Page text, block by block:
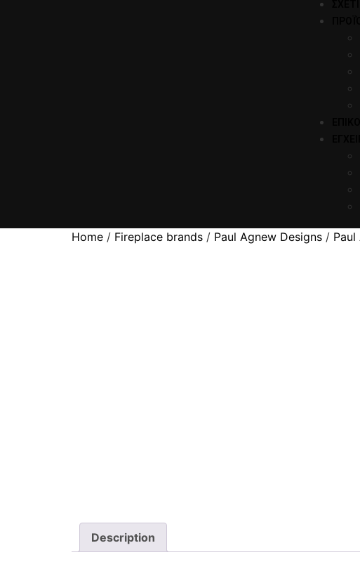
Home / Fireplace brands / Paul Agnew Designs / Paul
Description